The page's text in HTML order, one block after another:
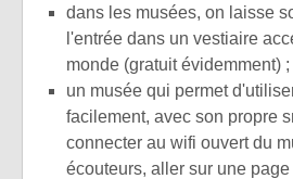
dans les musées, on laisse
l'entrée dans un vestiaire
monde (gratuit évidemment) ;
un musée qui permet
facilement, avec son propre
connecter au wifi ouvert du
écouteurs, aller sur une